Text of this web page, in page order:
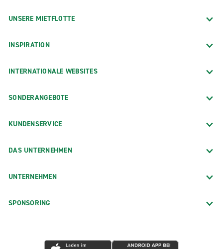
UNSERE MIETFLOTTE
INSPIRATION
INTERNATIONALE WEBSITES
SONDERANGEBOTE
KUNDENSERVICE
DAS UNTERNEHMEN
UNTERNEHMEN
SPONSORING